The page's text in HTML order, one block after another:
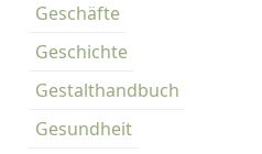
Geschäfte
Geschichte
Gestalthandbuch
Gesundheit